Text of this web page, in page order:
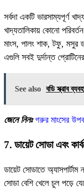
সর্বদা একটি ভারসাম্যপূর্ণ
খাদ্যতালিকায় কোনো
মাংস, পালং শাক, টফু, মসুর
এগুলি সবই দুর্দান্ত
See also বডি স্ক্রাব
জেনে নিনঃ গরুর মাংসের
7. ডায়েট সোডা এবং
ডায়েট সোডাতে অ্যাসপার্টাম
সোডা বেশি খেলে চুল পড়ে